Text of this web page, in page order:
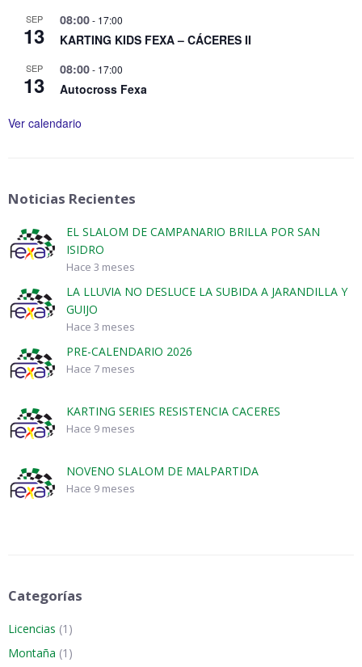
SEP
13
08:00- 17:00
KARTING KIDS FEXA – CÁCERES II
SEP
13
08:00- 17:00
Autocross Fexa
Ver calendario
Noticias Recientes
EL SLALOM DE CAMPANARIO BRILLA POR SAN
ISIDRO
Hace 3 meses
LA LLUVIA NO DESLUCE LA SUBIDA A JARANDILLA Y
GUIJO
Hace 3 meses
PRE-CALENDARIO 2026
Hace 7 meses
KARTING SERIES RESISTENCIA CACERES
Hace 9 meses
NOVENO SLALOM DE MALPARTIDA
Hace 9 meses
Categorías
Licencias (1)
Montaña (1)